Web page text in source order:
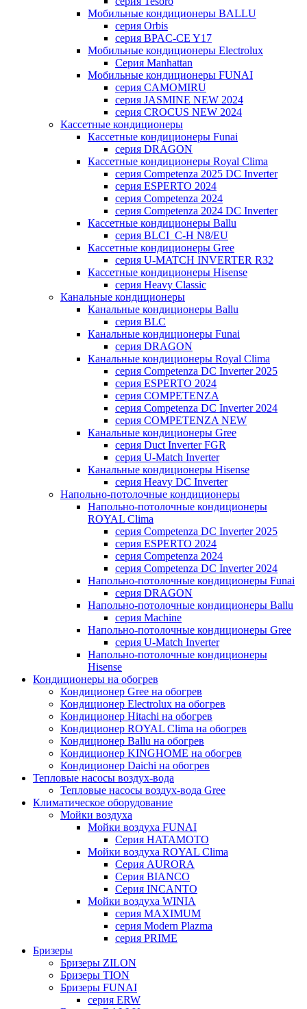
Мобильные кондиционеры BALLU
серия Orbis
серия BPAC-CE Y17
Мобильные кондиционеры Electrolux
Cерия Manhattan
Мобильные кондиционеры FUNAI
серия CAMOMIRU
серия JASMINE NEW 2024
серия CROCUS NEW 2024
Кассетные кондиционеры
Кассетные кондиционеры Funai
серия DRAGON
Кассетные кондиционеры Royal Clima
серия Competenza 2025 DC Inverter
серия ESPERTO 2024
серия Competenza 2024
серия Competenza 2024 DC Inverter
Кассетные кондиционеры Ballu
серия BLCI_C-H N8/EU
Кассетные кондиционеры Gree
серия U-MATCH INVERTER R32
Кассетные кондиционеры Hisense
серия Heavy Classic
Канальные кондиционеры
Канальные кондиционеры Ballu
серия BLC
Канальные кондиционеры Funai
серия DRAGON
Канальные кондиционеры Royal Clima
серия Competenza DC Inverter 2025
серия ESPERTO 2024
серия COMPETENZA
серия Competenza DC Inverter 2024
серия COMPETENZA NEW
Канальные кондиционеры Gree
серия Duct Inverter FGR
серия U-Match Inverter
Канальные кондиционеры Hisense
серия Heavy DC Inverter
Напольно-потолочные кондиционеры
Напольно-потолочные кондиционеры
ROYAL Clima
серия Competenza DC Inverter 2025
серия ESPERTO 2024
серия Competenza 2024
серия Competenza DC Inverter 2024
Напольно-потолочные кондиционеры Funai
серия DRAGON
Напольно-потолочные кондиционеры Ballu
серия Machine
Напольно-потолочные кондиционеры Gree
серия U-Match Inverter
Напольно-потолочные кондиционеры
Hisense
Кондиционеры на обогрев
Кондиционер Gree на обогрев
Кондиционер Electrolux на обогрев
Кондиционер Hitachi на обогрев
Кондиционер ROYAL Clima на обогрев
Кондиционер Ballu на обогрев
Кондиционер KINGHOME на обогрев
Кондиционер Daichi на обогрев
Тепловые насосы воздух-вода
Тепловые насосы воздух-вода Gree
Климатическое оборудование
Мойки воздуха
Мойки воздуха FUNAI
Серия HATAMOTO
Мойки воздуха ROYAL Clima
Серия AURORA
Серия BIANCO
Серия INCANTO
Мойки воздуха WINIA
серия MAXIMUM
серия Modern Plazma
серия PRIME
Бризеры
Бризеры ZILON
Бризеры TION
Бризеры FUNAI
серия ERW